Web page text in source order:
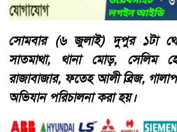
সোমবার (৬ জুলাই) দুপুর ১টা
সাতমাথা, থানা মোড়, সেলিম
রাজাবাজার, ফতেহ আলী ব্রিজ,
অভিযান পরিচালনা করা হয়।